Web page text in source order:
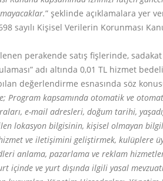
” şeklinde açıklamalara yer
sayılı Kişisel Verilerin Korunması
perakende satış fişlerinde,
adı altında 0,01 TL hizmet
değerlendirme esnasında söz
Program kapsamında otomatik ve
e-mail adresleri, doğum tarihi,
lokasyon bilgisinin, kişisel olmayan
ve iletişimini geliştirmek, kulüplere
anlama, pazarlama ve reklam
içinde ve yurt dışında ilgili yasal